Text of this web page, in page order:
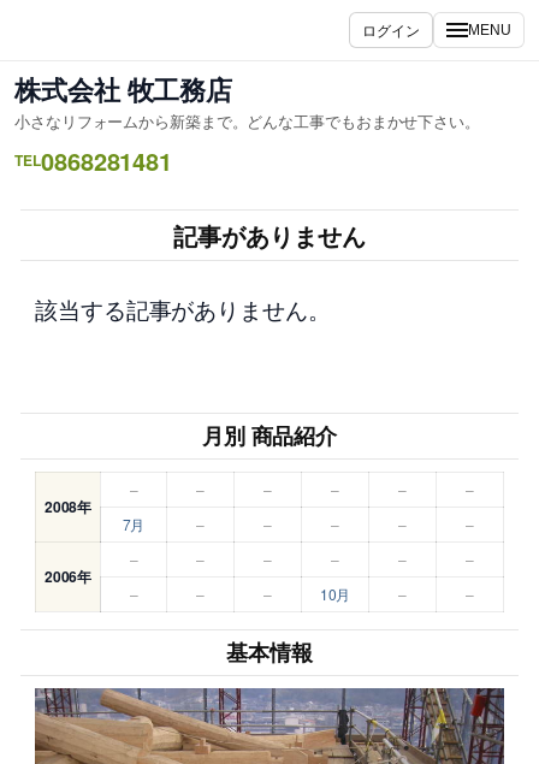
を
ス
キ
ッ
ログイン MENU
株式会社 牧工務店
小さなリフォームから新築まで。どんな工事でもおまかせ下さい。
TEL0868281481
記事がありません
該当する記事がありません。
月別 商品紹介
2008年
– – – – –
–
7月
– – – – –
2006年
– – – – –
–
–
– – 10月 – –
基本情報